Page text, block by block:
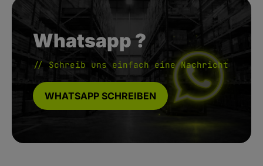
Whatsapp ?
// Schreib uns einfach eine Nachricht
WHATSAPP SCHREIBEN